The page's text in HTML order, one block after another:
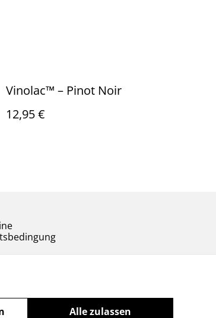
Vinolac™️ – Pinot Noir
12,95 €
Alle zulassen